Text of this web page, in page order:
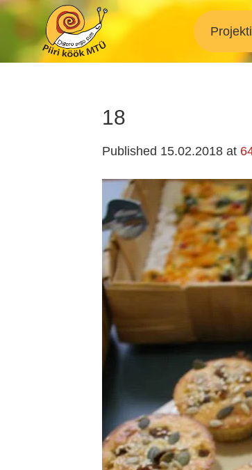
Skip
content
18
Published 15.02.2018 at